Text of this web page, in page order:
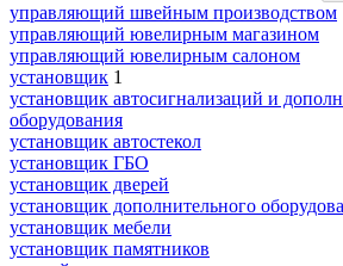
управляющий швейным производством
управляющий ювелирным магазином
управляющий ювелирным салоном
установщик 1
установщик автосигнализаций и
оборудования
установщик автостекол
установщик ГБО
установщик дверей
установщик дополнительного
установщик мебели
установщик памятников